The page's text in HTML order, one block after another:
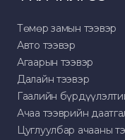
Төмөр замын тээвэр
Авто тээвэр
Агаарын тээвэр
Далайн тээвэр
Гаалийн
Ачаа тээврийн
Цуглуулбар ачааны